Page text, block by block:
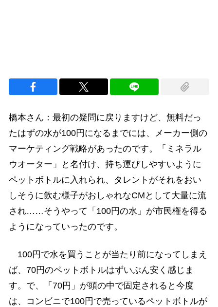
橋本さん：最初の疑問に戻りますけど、無料だっ
たはずの水が100円になるまでには、メーカー側の
マーケティング戦略があったのです。「ミネラル
ウオーター」と名付け、持ち運びしやすいように
ペットボトルに入れられ、タレントがそれをおい
しそうに飲む様子がおしゃれなCMとして大量に流
され……そうやって「100円の水」が市民権を得る
ようになっていったのです。
100円で水を買うことが当たり前になってしまえ
ば、70円のペットボトルはずいぶん安く感じま
す。で、「70円」が頭の中で固定されると今度
は、コンビニで100円で売っているペットボトルが